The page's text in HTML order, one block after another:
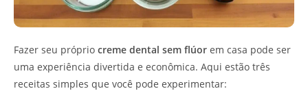
Fazer seu próprio creme dental sem flúor em casa pode ser
uma experiência divertida e econômica. Aqui estão três
receitas simples que você pode experimentar: